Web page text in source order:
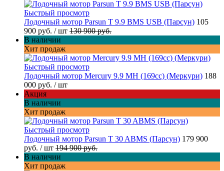
Быстрый просмотр
Лодочный мотор Parsun T 9.9 BMS USB (Парсун) 105
900 руб. / шт 130 900 руб.
В наличии
Хит продаж
Быстрый просмотр
Лодочный мотор Mercury 9.9 MH (169cc) (Меркури) 188
000 руб. / шт
Акция
В наличии
Хит продаж
Быстрый просмотр
Лодочный мотор Parsun T 30 ABMS (Парсун) 179 900
руб. / шт 194 900 руб.
В наличии
Хит продаж